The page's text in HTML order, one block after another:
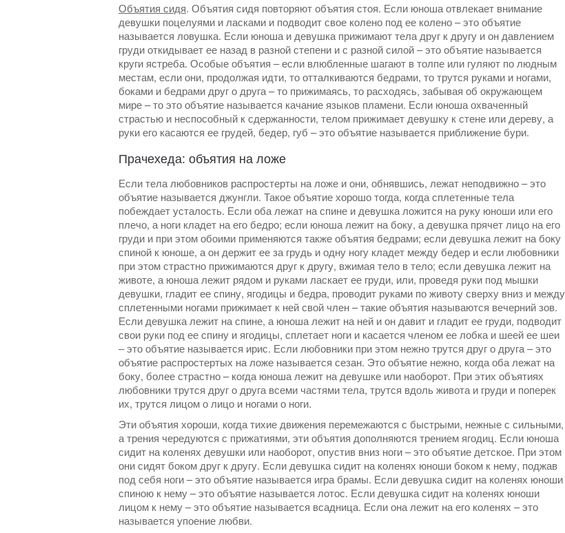
Объятия сидя. Объятия сидя повторяют объятия стоя. Если юноша отвлекает внимание
девушки поцелуями и ласками и подводит свое колено под ее колено – это объятие
называется ловушка. Если юноша и девушка прижимают тела друг к другу и он давлением
груди откидывает ее назад в разной степени и с разной силой – это объятие называется
круги ястреба. Особые объятия – если влюбленные шагают в толпе или гуляют по людным
местам, если они, продолжая идти, то отталкиваются бедрами, то трутся руками и ногами,
боками и бедрами друг о друга – то прижимаясь, то расходясь, забывая об окружающем
мире – то это объятие называется качание языков пламени. Если юноша охваченный
страстью и неспособный к сдержанности, телом прижимает девушку к стене или дереву, а
руки его касаются ее грудей, бедер, губ – это объятие называется приближение бури.
Прачехеда: объятия на ложе
Если тела любовников распростерты на ложе и они, обнявшись, лежат неподвижно – это
объятие называется джунгли. Такое объятие хорошо тогда, когда сплетенные тела
побеждает усталость. Если оба лежат на спине и девушка ложится на руку юноши или его
плечо, а ноги кладет на его бедро; если юноша лежит на боку, а девушка прячет лицо на его
груди и при этом обоими применяются также объятия бедрами; если девушка лежит на боку
спиной к юноше, а он держит ее за грудь и одну ногу кладет между бедер и если любовники
при этом страстно прижимаются друг к другу, вжимая тело в тело; если девушка лежит на
животе, а юноша лежит рядом и руками ласкает ее груди, или, проведя руки под мышки
девушки, гладит ее спину, ягодицы и бедра, проводит руками по животу сверху вниз и между
сплетенными ногами прижимает к ней свой член – такие объятия называются вечерний зов.
Если девушка лежит на спине, а юноша лежит на ней и он давит и гладит ее груди, подводит
свои руки под ее спину и ягодицы, сплетает ноги и касается членом ее лобка и шеей ее шеи
– это объятие называется ирис. Если любовники при этом нежно трутся друг о друга – это
объятие распростертых на ложе называется сезан. Это объятие нежно, когда оба лежат на
боку, более страстно – когда юноша лежит на девушке или наоборот. При этих объятиях
любовники трутся друг о друга всеми частями тела, трутся вдоль живота и груди и поперек
их, трутся лицом о лицо и ногами о ноги.
Эти объятия хороши, когда тихие движения перемежаются с быстрыми, нежные с сильными,
а трения чередуются с прижатиями, эти объятия дополняются трением ягодиц. Если юноша
сидит на коленях девушки или наоборот, опустив вниз ноги – это объятие детское. При этом
они сидят боком друг к другу. Если девушка сидит на коленях юноши боком к нему, поджав
под себя ноги – это объятие называется игра брамы. Если девушка сидит на коленях юноши
спиною к нему – это объятие называется лотос. Если девушка сидит на коленях юноши
лицом к нему – это объятие называется всадница. Если она лежит на его коленях – это
называется упоение любви.